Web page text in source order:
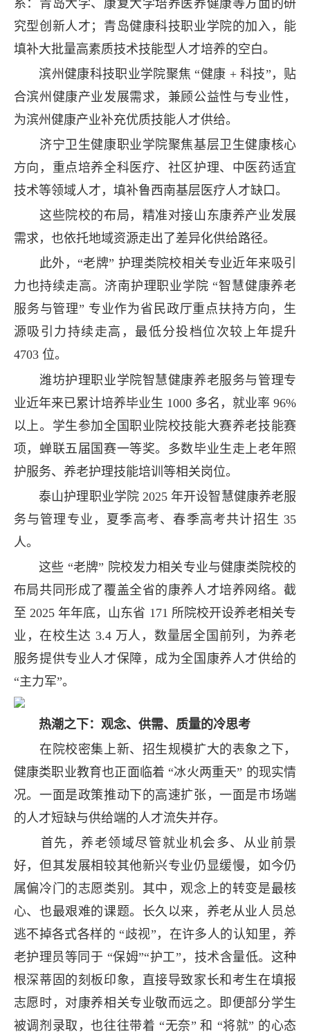
系：青岛大学、康复大学培养医养健康等方面的研
究型创新人才；青岛健康科技职业学院的加入，能
填补大批量高素质技术技能型人才培养的空白。
滨州健康科技职业学院聚焦 “健康 + 科技”，贴
合滨州健康产业发展需求，兼顾公益性与专业性，
为滨州健康产业补充优质技能人才供给。
济宁卫生健康职业学院聚焦基层卫生健康核心
方向，重点培养全科医疗、社区护理、中医药适宜
技术等领域人才，填补鲁西南基层医疗人才缺口。
这些院校的布局，精准对接山东康养产业发展
需求，也依托地域资源走出了差异化供给路径。
此外，“老牌” 护理类院校相关专业近年来吸引
力也持续走高。济南护理职业学院 “智慧健康养老
服务与管理” 专业作为省民政厅重点扶持方向，生
源吸引力持续走高，最低分投档位次较上年提升
4703 位。
潍坊护理职业学院智慧健康养老服务与管理专
业近年来已累计培养毕业生 1000 多名，就业率 96%
以上。学生参加全国职业院校技能大赛养老技能赛
项，蝉联五届国赛一等奖。多数毕业生走上老年照
护服务、养老护理技能培训等相关岗位。
泰山护理职业学院 2025 年开设智慧健康养老服
务与管理专业，夏季高考、春季高考共计招生 35
人。
这些 “老牌” 院校发力相关专业与健康类院校的
布局共同形成了覆盖全省的康养人才培养网络。截
至 2025 年年底，山东省 171 所院校开设养老相关专
业，在校生达 3.4 万人，数量居全国前列，为养老
服务提供专业人才保障，成为全国康养人才供给的
“主力军”。
热潮之下：观念、供需、质量的冷思考
在院校密集上新、招生规模扩大的表象之下，
健康类职业教育也正面临着 “冰火两重天” 的现实情
况。一面是政策推动下的高速扩张，一面是市场端
的人才短缺与供给端的人才流失并存。
首先，养老领域尽管就业机会多、从业前景
好，但其发展相较其他新兴专业仍显缓慢，如今仍
属偏冷门的志愿类别。其中，观念上的转变是最核
心、也最艰难的课题。长久以来，养老从业人员总
逃不掉各式各样的 “歧视”，在许多人的认知里，养
老护理员等同于 “保姆”“护工”，技术含量低。这种
根深蒂固的刻板印象，直接导致家长和考生在填报
志愿时，对康养相关专业敬而远之。即便部分学生
被调剂录取，也往往带着 “无奈” 和 “将就” 的心态